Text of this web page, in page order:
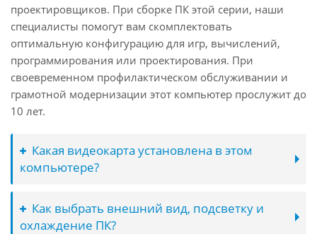
проектировщиков. При сборке ПК этой серии, наши
специалисты помогут вам скомплектовать
оптимальную конфигурацию для игр, вычислений,
программирования или проектирования. При
своевременном профилактическом обслуживании и
грамотной модернизации этот компьютер прослужит до
10 лет.
Какая видеокарта установлена в этом
компьютере?
Как выбрать внешний вид, подсветку и
охлаждение ПК?